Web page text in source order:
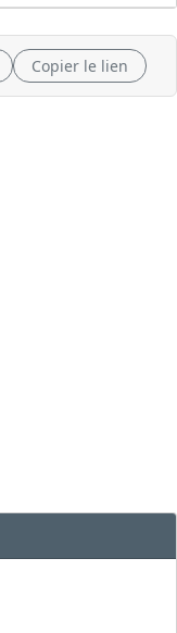
Copier le lien